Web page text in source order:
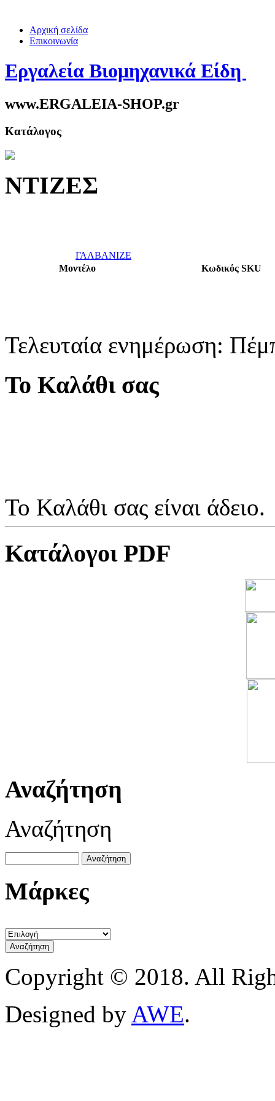
Αρχική σελίδα
Επικοινωνία
Εργαλεία Βιομηχανικά Είδη
www.ERGALEIA-SHOP.gr
Κατάλογος
ΝΤΙΖΕΣ
ΓΑΛΒΑΝΙΖΕ
Μοντέλο
Κωδικός SKU
Τελευταία ενημέρωση:
Το Καλάθι σας
Το Καλάθι σας είναι άδειο.
Κατάλογοι PDF
Αναζήτηση
Αναζήτηση
Μάρκες
Copyright © 2018. All
Designed by AWE.